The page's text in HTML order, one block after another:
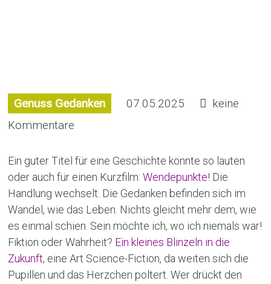
Genuss Gedanken 07.05.2025
keine
Kommentare
Ein guter Titel für eine Geschichte könnte so lauten
oder auch für einen Kurzfilm:Wendepunkte! Die
Handlung wechselt. Die Gedanken befinden sich im
Wandel, wie das Leben. Nichts gleicht mehr dem, wie
es einmal schien. Sein möchte ich, wo ich niemals war!
Fiktion oder Wahrheit? Ein kleines Blinzeln in die
Zukunft, eine Art Science-Fiction, da weiten sich die
Pupillen und das Herzchen poltert. Wer drückt den